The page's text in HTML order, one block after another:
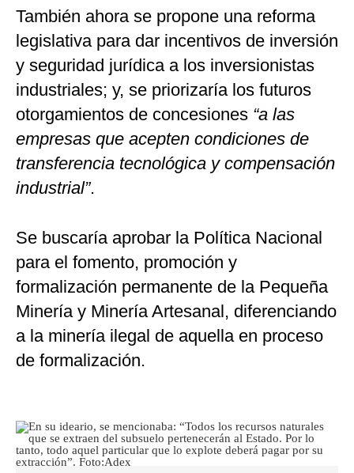
También ahora se propone una reforma
legislativa para dar incentivos de inversión
y seguridad jurídica a los inversionistas
industriales; y, se priorizaría los futuros
otorgamientos de concesiones “a las
empresas que acepten condiciones de
transferencia tecnológica y compensación
industrial”.
Se buscaría aprobar la Política Nacional
para el fomento, promoción y
formalización permanente de la Pequeña
Minería y Minería Artesanal, diferenciando
a la minería ilegal de aquella en proceso
de formalización.